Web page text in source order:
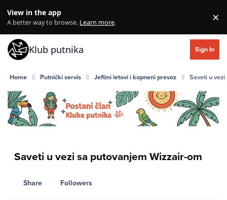
View in the app
A better way to browse. Learn more. ×
Klub putnika Sign In
Home Putnički servis Jeftini letovi i kopneni prevoz Saveti u
Saveti u vezi sa putovanjem Wizzair-om
Share Followers